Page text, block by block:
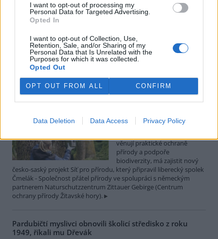
I want to opt-out of processing my
Personal Data for Targeted Advertising.
Opted In
I want to opt-out of Collection, Use,
Retention, Sale, and/or Sharing of my
Personal Data that Is Unrelated with the
Purposes for which it was collected.
Opted Out
OPT OUT FROM ALL CONFIRM
Data Deletion Data Access Privacy Policy
Historická cihlová kanalizace v
centru Pardubic je i po více než
technickém stavu. Podle
vodáren k tomu přispívá
vejčitý profil stok, který zlepšuje jejich samočištění a umožňuje
odvádět víc vody při přívalových deštích. ČTK to řekl mistr provozu
pardubických vodáren Erik Jandera.
Organizace v Česku a Německu chtějí víc
spolupracovat při ochraně přírody
26.7.2026 16:22 | LIBEREC ( ČTK )
Větší spolupráci organizací,
věnují praktické ochraně
přírody a podpoře
biodiverzity, má zajistit nový
česko-saský projekt Síť pro přírodu, který připravil liberecký spolek
Čmelák - Společnost přátel přírody ve spolupráci s německým
partnerem Naturschutzzentrum Zittauer Gebirge (Centrum
ochrany přírody Žitavské hory).
Pardubičtí myslivci obnovili školicí středisko z roku
1949, říkali mu Dřevák